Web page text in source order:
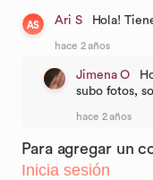
AS Ari S Hola!
hace 2 años
Jimena O
subo fotos,
hace 2 años
Para agregar un
Inicia sesión